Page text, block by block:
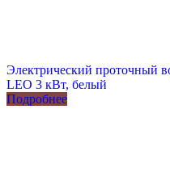
Электрический проточный
LEO 3 кВт, белый
Подробнее